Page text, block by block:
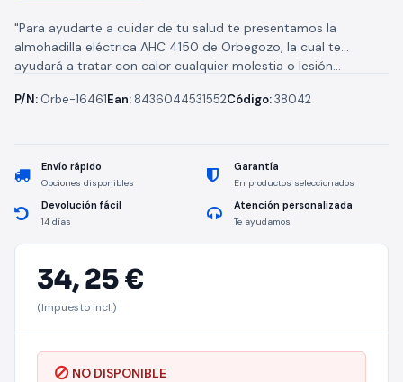
"Para ayudarte a cuidar de tu salud te presentamos la
almohadilla eléctrica AHC 4150 de Orbegozo, la cual te
ayudará a tratar con calor cualquier molestia o lesión...
P/N: Orbe-16461Ean: 8436044531552Código:38042
Envío rápido
Opciones disponibles
Garantía
En productos seleccionados
Devolución fácil
14 días
Atención personalizada
Te ayudamos
34,25 €
(Impuesto incl.)
NO DISPONIBLE